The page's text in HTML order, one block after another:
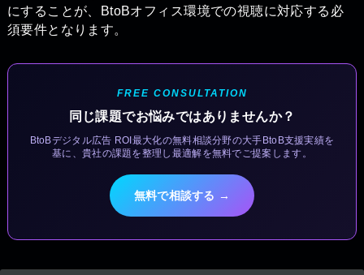
にすることが、BtoBオフィス環境での視聴に対応する必
須要件となります。
FREE CONSULTATION
同じ課題でお悩みではありませんか？
BtoBデジタル広告 ROI最大化の無料相談分野の大手BtoB支援実績を
基に、貴社の課題を整理し最適解を無料でご提案します。
無料で相談する →